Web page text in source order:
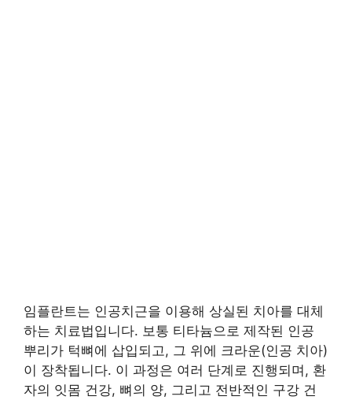
임플란트는 인공치근을 이용해 상실된 치아를 대체
하는 치료법입니다. 보통 티타늄으로 제작된 인공
뿌리가 턱뼈에 삽입되고, 그 위에 크라운(인공 치아)
이 장착됩니다. 이 과정은 여러 단계로 진행되며, 환
자의 잇몸 건강, 뼈의 양, 그리고 전반적인 구강 건